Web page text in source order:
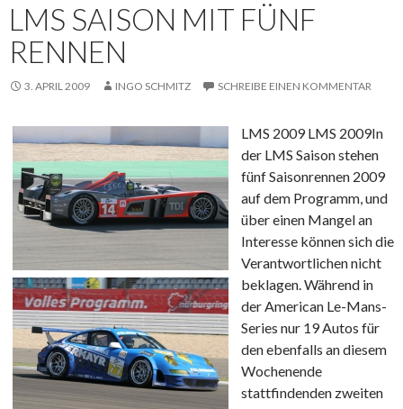
LMS SAISON MIT FÜNF
RENNEN
3. APRIL 2009 INGO SCHMITZ SCHREIBE EINEN KOMMENTAR
LMS 2009 LMS 2009In
der LMS Saison stehen
fünf Saisonrennen 2009
auf dem Programm, und
über einen Mangel an
Interesse können sich die
Verantwortlichen nicht
beklagen. Während in
der American Le-Mans-
Series nur 19 Autos für
den ebenfalls an diesem
Wochenende
stattfindenden zweiten